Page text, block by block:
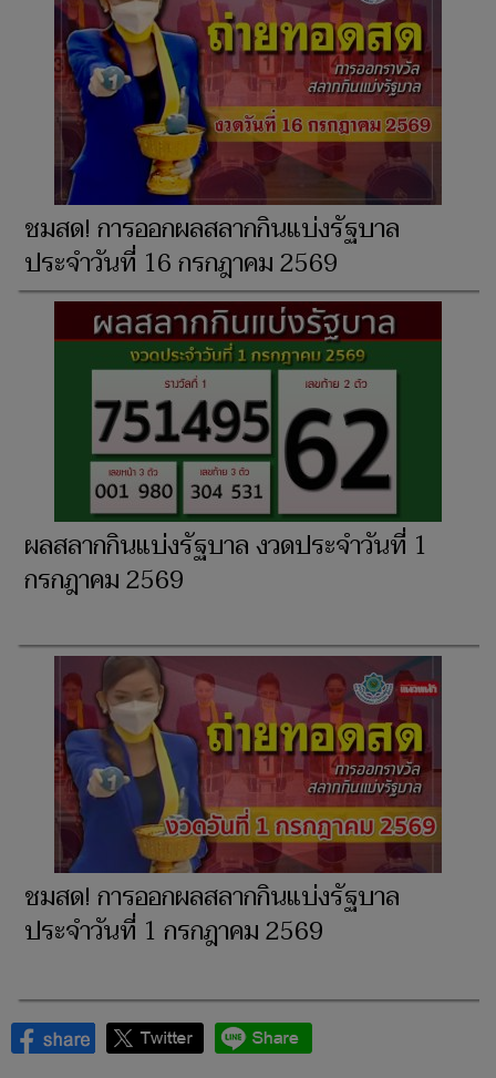
ชมสด! การออกผลสลากกินแบ่งรัฐบาล
ประจำวันที่ 16 กรกฎาคม 2569
ผลสลากกินแบ่งรัฐบาล งวดประจำวันที่ 1
กรกฎาคม 2569
ชมสด! การออกผลสลากกินแบ่งรัฐบาล
ประจำวันที่ 1 กรกฎาคม 2569